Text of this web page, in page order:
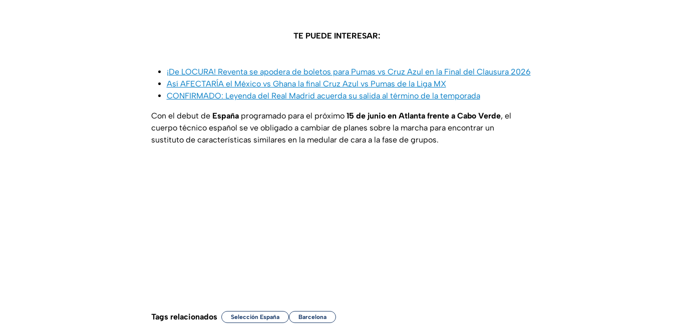
TE PUEDE INTERESAR:
¡De LOCURA! Reventa se apodera de boletos para Pumas vs Cruz Azul en la Final del Clausura 2026
Así AFECTARÍA el México vs Ghana la final Cruz Azul vs Pumas de la Liga MX
CONFIRMADO: Leyenda del Real Madrid acuerda su salida al término de la temporada
Con el debut de España programado para el próximo 15 de junio en Atlanta frente a Cabo Verde, el
cuerpo técnico español se ve obligado a cambiar de planes sobre la marcha para encontrar un
sustituto de características similares en la medular de cara a la fase de grupos.
Tags relacionados Selección España Barcelona